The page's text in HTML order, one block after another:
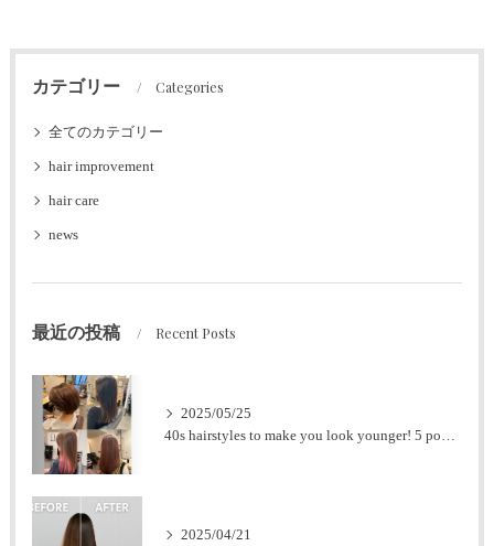
カテゴリー Categories
全てのカテゴリー
hair improvement
hair care
news
最近の投稿 Recent Posts
2025/05/25
2025/04/21